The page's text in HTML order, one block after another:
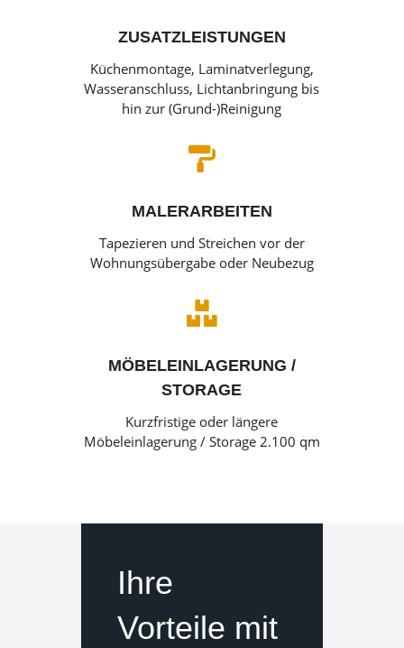
ZUSATZLEISTUNGEN
Küchenmontage, Laminatverlegung,
Wasseranschluss, Lichtanbringung bis
hin zur (Grund-)Reinigung

MALERARBEITEN
Tapezieren und Streichen vor der
Wohnungsübergabe oder Neubezug

MÖBELEINLAGERUNG /
STORAGE
Kurzfristige oder längere
Möbeleinlagerung / Storage 2.100 qm
Ihre
Vorteile mit